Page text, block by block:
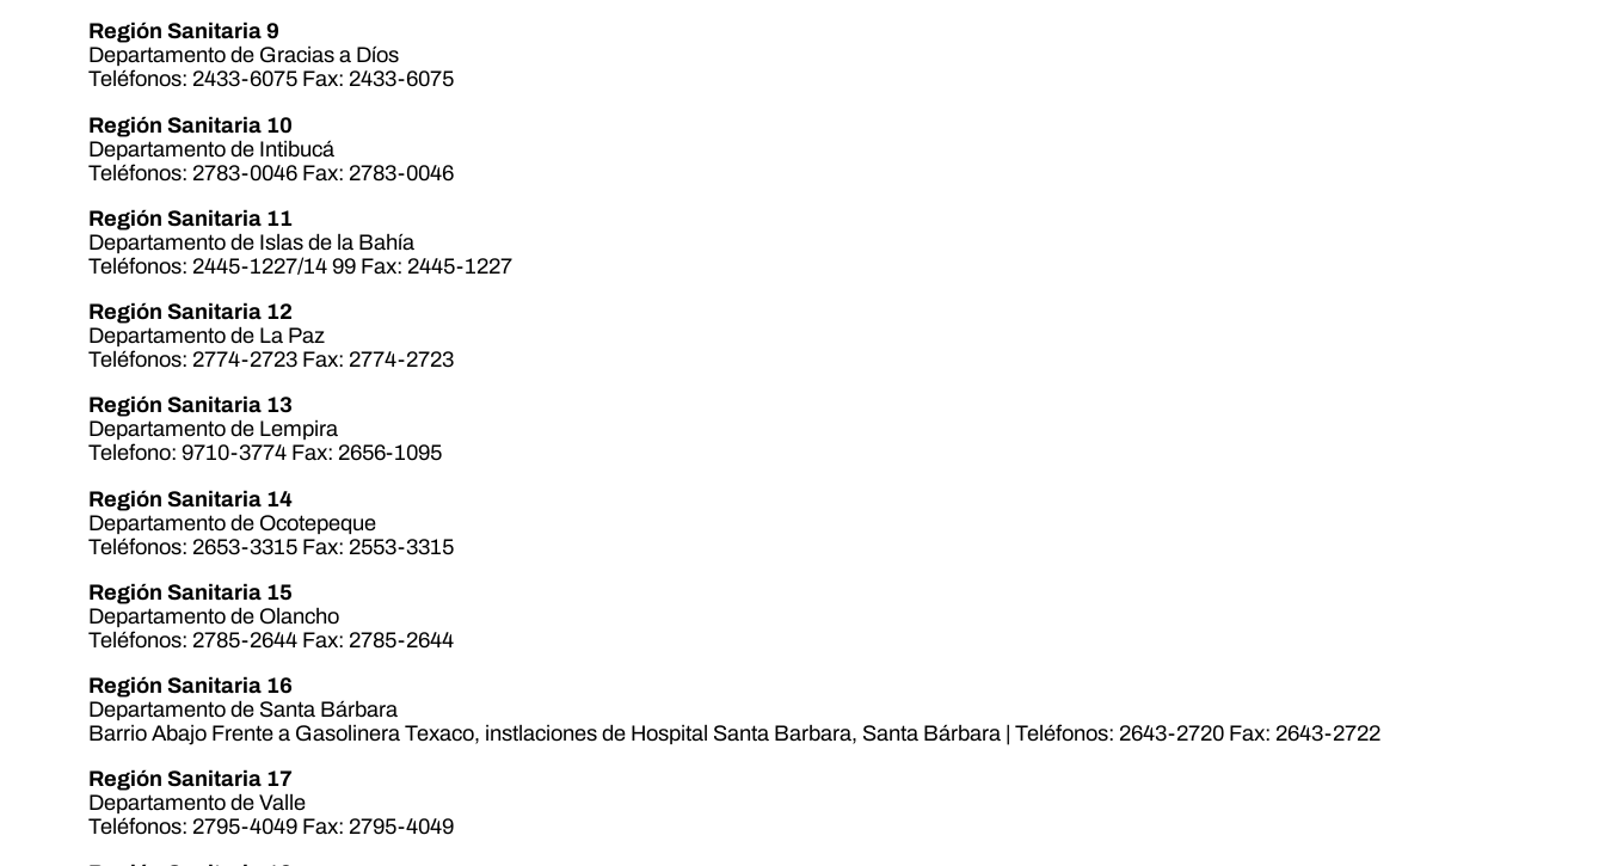
Región Sanitaria 9
Departamento de Gracias a Díos
Teléfonos: 2433-6075 Fax: 2433-6075
Región Sanitaria 10
Departamento de Intibucá
Teléfonos: 2783-0046 Fax: 2783-0046
Región Sanitaria 11
Departamento de Islas de la Bahía
Teléfonos: 2445-1227/14 99 Fax: 2445-1227
Región Sanitaria 12
Departamento de La Paz
Teléfonos: 2774-2723 Fax: 2774-2723
Región Sanitaria 13
Departamento de Lempira
Telefono: 9710-3774 Fax: 2656-1095
Región Sanitaria 14
Departamento de Ocotepeque
Teléfonos: 2653-3315 Fax: 2553-3315
Región Sanitaria 15
Departamento de Olancho
Teléfonos: 2785-2644 Fax: 2785-2644
Región Sanitaria 16
Departamento de Santa Bárbara
Barrio Abajo Frente a Gasolinera Texaco, instlaciones de Hospital Santa Barbara, Santa Bárbara | Teléfonos: 2643-2720 Fax: 2643-2722
Región Sanitaria 17
Departamento de Valle
Teléfonos: 2795-4049 Fax: 2795-4049